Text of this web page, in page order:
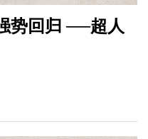
势回归 ──超人